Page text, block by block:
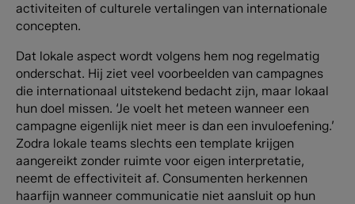
activiteiten of culturele vertalingen van internationale
concepten.
Dat lokale aspect wordt volgens hem nog regelmatig
onderschat. Hij ziet veel voorbeelden van campagnes
die internationaal uitstekend bedacht zijn, maar lokaal
hun doel missen. ‘Je voelt het meteen wanneer een
campagne eigenlijk niet meer is dan een invuloefening.’
Zodra lokale teams slechts een template krijgen
aangereikt zonder ruimte voor eigen interpretatie,
neemt de effectiviteit af. Consumenten herkennen
haarfijn wanneer communicatie niet aansluit op hun